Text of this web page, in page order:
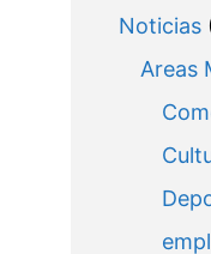
Noticias
Areas